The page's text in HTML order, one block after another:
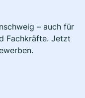
– auch für
Fachkräfte. Jetzt